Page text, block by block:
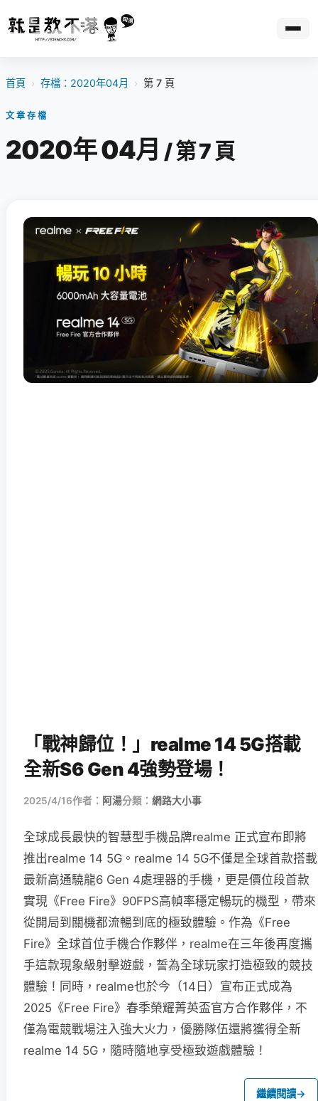
首頁 › 存檔：2020年04月 › 第 7 頁
文章存檔
2020年 04月 / 第 7 頁
「戰神歸位！」realme 14 5G搭載
全新S6 Gen 4強勢登場！
2025/4/16作者： 阿湯分類： 網路大小事
全球成長最快的智慧型手機品牌realme 正式宣布即將
推出realme 14 5G。realme 14 5G不僅是全球首款搭載
最新高通驍龍6 Gen 4處理器的手機，更是價位段首款
實現《Free Fire》90FPS高幀率穩定暢玩的機型，帶來
從開局到關機都流暢到底的極致體驗。作為《Free
Fire》全球首位手機合作夥伴，realme在三年後再度攜
手這款現象級射擊遊戲，誓為全球玩家打造極致的競技
體驗！同時，realme也於今（14日）宣布正式成為
2025《Free Fire》春季榮耀菁英盃官方合作夥伴，不
僅為電競戰場注入強大火力，優勝隊伍還將獲得全新
realme 14 5G，隨時隨地享受極致遊戲體驗！
繼續閱讀→